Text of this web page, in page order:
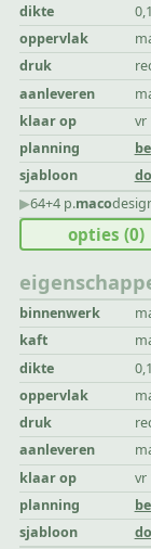
dikte
oppervlak
druk
aanleveren
klaar op
vr
planning
sjabloon
▶︎64+4 p.maco
binnenwerk
kaft
dikte
oppervlak
druk
aanleveren
klaar op
vr
planning
sjabloon
opties (0)